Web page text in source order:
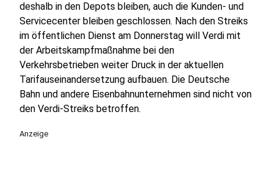
deshalb in den Depots bleiben, auch die Kunden- und
Servicecenter bleiben geschlossen. Nach den Streiks
im öffentlichen Dienst am Donnerstag will Verdi mit
der Arbeitskampfmaßnahme bei den
Verkehrsbetrieben weiter Druck in der aktuellen
Tarifauseinandersetzung aufbauen. Die Deutsche
Bahn und andere Eisenbahnunternehmen sind nicht von
den Verdi-Streiks betroffen.
Anzeige